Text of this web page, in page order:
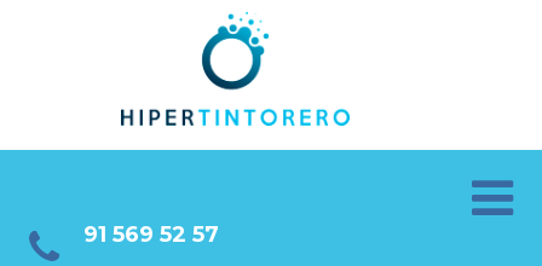
91 569 52 57